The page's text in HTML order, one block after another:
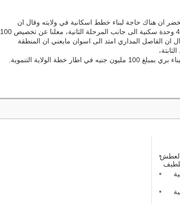
ان هناك حاجة لبناء خطط اسكانية في ولايته وقال ان
محفظة التمويل الاولى تستهدف بناء 400 وحدة سكنية الى جانب المرحلة الثانية، معلنا عن تخصيص 100
ان الفاصل المداري امتد الى اسوان مايعني ان المنطقة
خطة الولاية التنموية.
العطش